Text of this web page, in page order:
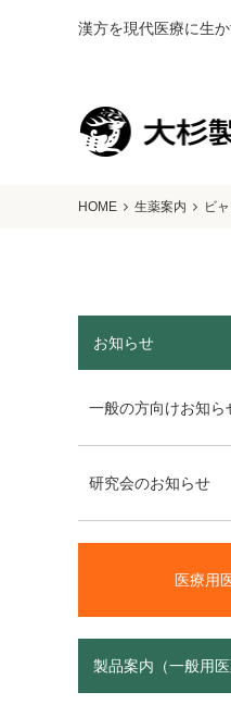
漢方を現代医療に生
HOME 生薬案内 ビ
お知らせ
一般の方向けお知ら
研究会のお知らせ
医療用
製品案内（一般用医